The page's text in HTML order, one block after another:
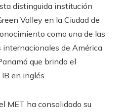
distinguida institución
Valley en la Ciudad de
como una de las
internacionales de América
que brinda el
en inglés.
MET ha consolidado su